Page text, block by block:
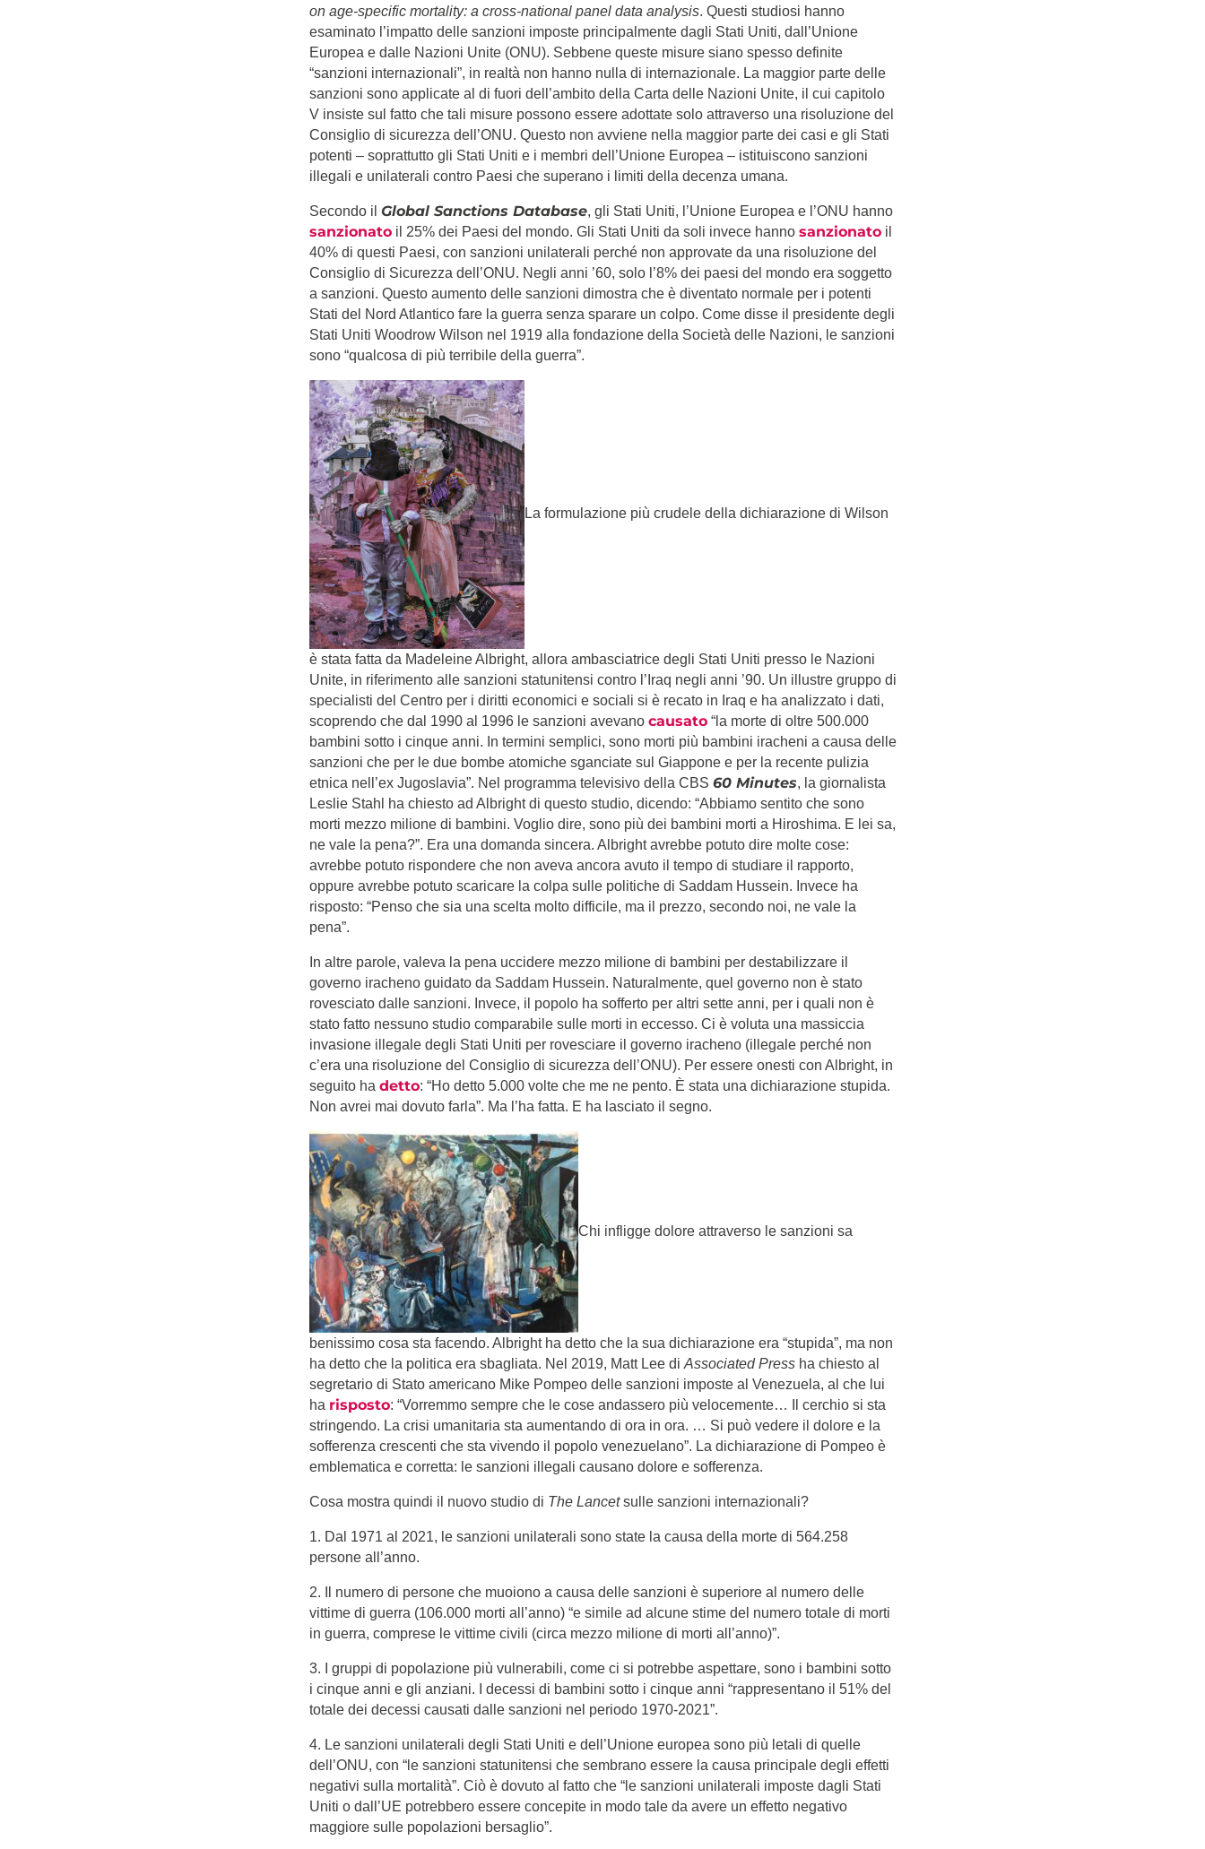
on age-specific mortality: a cross-national panel data analysis. Questi studiosi hanno
esaminato l’impatto delle sanzioni imposte principalmente dagli Stati Uniti, dall’Unione
Europea e dalle Nazioni Unite (ONU). Sebbene queste misure siano spesso definite
“sanzioni internazionali”, in realtà non hanno nulla di internazionale. La maggior parte delle
sanzioni sono applicate al di fuori dell’ambito della Carta delle Nazioni Unite, il cui capitolo
V insiste sul fatto che tali misure possono essere adottate solo attraverso una risoluzione del
Consiglio di sicurezza dell’ONU. Questo non avviene nella maggior parte dei casi e gli Stati
potenti – soprattutto gli Stati Uniti e i membri dell’Unione Europea – istituiscono sanzioni
illegali e unilaterali contro Paesi che superano i limiti della decenza umana.
Secondo il Global Sanctions Database, gli Stati Uniti, l’Unione Europea e l’ONU hanno
sanzionatoil 25% dei Paesi del mondo. Gli Stati Uniti da soli invece hanno sanzionatoil
40% di questi Paesi, con sanzioni unilaterali perché non approvate da una risoluzione del
Consiglio di Sicurezza dell’ONU. Negli anni ’60, solo l’8% dei paesi del mondo era soggetto
a sanzioni. Questo aumento delle sanzioni dimostra che è diventato normale per i potenti
Stati del Nord Atlantico fare la guerra senza sparare un colpo. Come disse il presidente degli
Stati Uniti Woodrow Wilson nel 1919 alla fondazione della Società delle Nazioni, le sanzioni
sono “qualcosa di più terribile della guerra”.
La formulazione più crudele della dichiarazione di Wilson
è stata fatta da Madeleine Albright, allora ambasciatrice degli Stati Uniti presso le Nazioni
Unite, in riferimento alle sanzioni statunitensi contro l’Iraq negli anni ’90. Un illustre gruppo di
specialisti del Centro per i diritti economici e sociali si è recato in Iraq e ha analizzato i dati,
scoprendo che dal 1990 al 1996 le sanzioni avevano causato“la morte di oltre 500.000
bambini sotto i cinque anni. In termini semplici, sono morti più bambini iracheni a causa delle
sanzioni che per le due bombe atomiche sganciate sul Giappone e per la recente pulizia
etnica nell’ex Jugoslavia”. Nel programma televisivo della CBS 60 Minutes, la giornalista
Leslie Stahl ha chiesto ad Albright di questo studio, dicendo: “Abbiamo sentito che sono
morti mezzo milione di bambini. Voglio dire, sono più dei bambini morti a Hiroshima. E lei sa,
ne vale la pena?”. Era una domanda sincera. Albright avrebbe potuto dire molte cose:
avrebbe potuto rispondere che non aveva ancora avuto il tempo di studiare il rapporto,
oppure avrebbe potuto scaricare la colpa sulle politiche di Saddam Hussein. Invece ha
risposto: “Penso che sia una scelta molto difficile, ma il prezzo, secondo noi, ne vale la
pena”.
In altre parole, valeva la pena uccidere mezzo milione di bambini per destabilizzare il
governo iracheno guidato da Saddam Hussein. Naturalmente, quel governo non è stato
rovesciato dalle sanzioni. Invece, il popolo ha sofferto per altri sette anni, per i quali non è
stato fatto nessuno studio comparabile sulle morti in eccesso. Ci è voluta una massiccia
invasione illegale degli Stati Uniti per rovesciare il governo iracheno (illegale perché non
c’era una risoluzione del Consiglio di sicurezza dell’ONU). Per essere onesti con Albright, in
seguito ha detto: “Ho detto 5.000 volte che me ne pento. È stata una dichiarazione stupida.
Non avrei mai dovuto farla”. Ma l’ha fatta. E ha lasciato il segno.
Chi infligge dolore attraverso le sanzioni sa
benissimo cosa sta facendo. Albright ha detto che la sua dichiarazione era “stupida”, ma non
ha detto che la politica era sbagliata. Nel 2019, Matt Lee di Associated Pressha chiesto al
segretario di Stato americano Mike Pompeo delle sanzioni imposte al Venezuela, al che lui
ha risposto: “Vorremmo sempre che le cose andassero più velocemente… Il cerchio si sta
stringendo. La crisi umanitaria sta aumentando di ora in ora. … Si può vedere il dolore e la
sofferenza crescenti che sta vivendo il popolo venezuelano”. La dichiarazione di Pompeo è
emblematica e corretta: le sanzioni illegali causano dolore e sofferenza.
Cosa mostra quindi il nuovo studio di The Lancetsulle sanzioni internazionali?
1. Dal 1971 al 2021, le sanzioni unilaterali sono state la causa della morte di 564.258
persone all’anno.
2. Il numero di persone che muoiono a causa delle sanzioni è superiore al numero delle
vittime di guerra (106.000 morti all’anno) “e simile ad alcune stime del numero totale di morti
in guerra, comprese le vittime civili (circa mezzo milione di morti all’anno)”.
3. I gruppi di popolazione più vulnerabili, come ci si potrebbe aspettare, sono i bambini sotto
i cinque anni e gli anziani. I decessi di bambini sotto i cinque anni “rappresentano il 51% del
totale dei decessi causati dalle sanzioni nel periodo 1970-2021”.
4. Le sanzioni unilaterali degli Stati Uniti e dell’Unione europea sono più letali di quelle
dell’ONU, con “le sanzioni statunitensi che sembrano essere la causa principale degli effetti
negativi sulla mortalità”. Ciò è dovuto al fatto che “le sanzioni unilaterali imposte dagli Stati
Uniti o dall’UE potrebbero essere concepite in modo tale da avere un effetto negativo
maggiore sulle popolazioni bersaglio”.